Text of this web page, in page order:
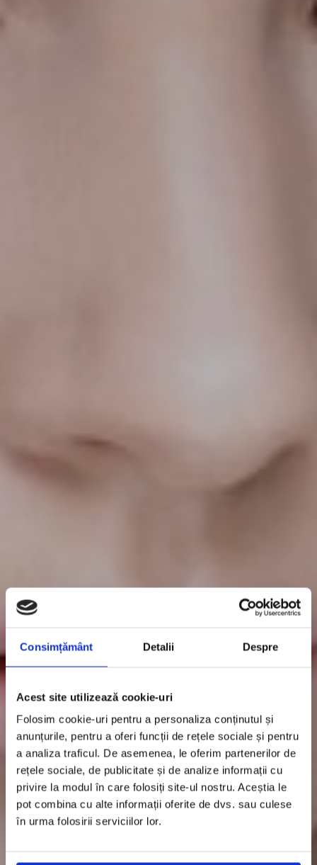
Consimțământ Detalii Despre
Acest site utilizează cookie-uri
Folosim cookie-uri pentru a personaliza conținutul și
anunțurile, pentru a oferi funcții de rețele sociale și pentru
a analiza traficul. De asemenea, le oferim partenerilor de
rețele sociale, de publicitate și de analize informații cu
privire la modul în care folosiți site-ul nostru. Aceștia le
pot combina cu alte informații oferite de dvs. sau culese
în urma folosirii serviciilor lor.